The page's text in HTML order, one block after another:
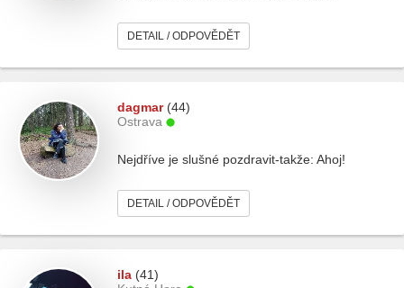
DETAIL / ODPOVĚDĚT
dagmar(44)
Ostrava
Nejdříve je slušné pozdravit-takže: Ahoj!
DETAIL / ODPOVĚDĚT
ila (41)